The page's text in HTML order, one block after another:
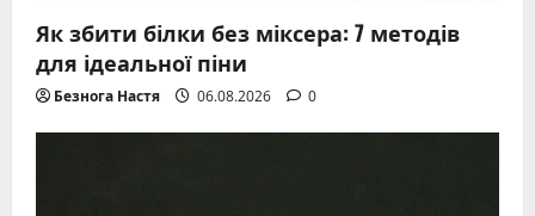
Як збити білки без міксера: 7 методів
для ідеальної піни
Безнога Настя 06.08.2026 0